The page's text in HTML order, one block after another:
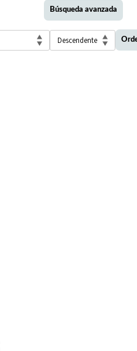
Búsqueda avanzada